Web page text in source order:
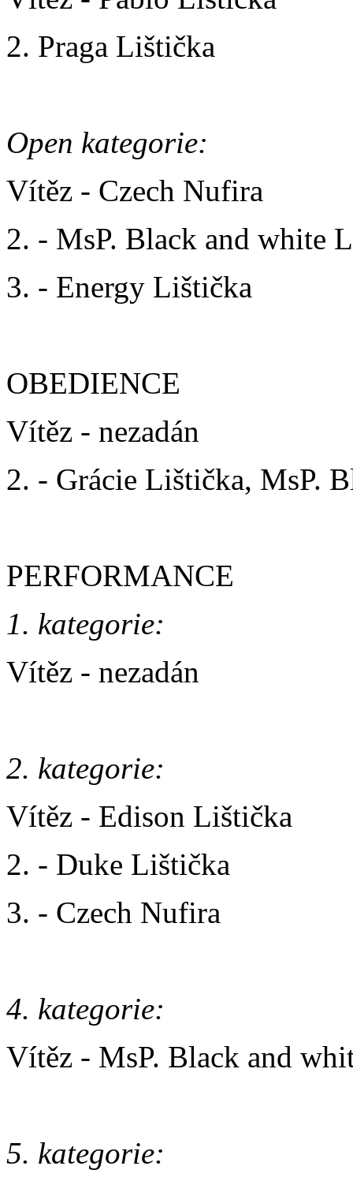
2. Praga Lištička
Open kategorie:
Vítěz - Czech Nufira
2. - MsP. Black and white
3. - Energy Lištička
OBEDIENCE
Vítěz - nezadán
2. - Grácie Lištička, MsP.
PERFORMANCE
1. kategorie:
Vítěz - nezadán
2. kategorie:
Vítěz - Edison Lištička
2. - Duke Lištička
3. - Czech Nufira
4. kategorie:
Vítěz - MsP. Black and
5. kategorie: